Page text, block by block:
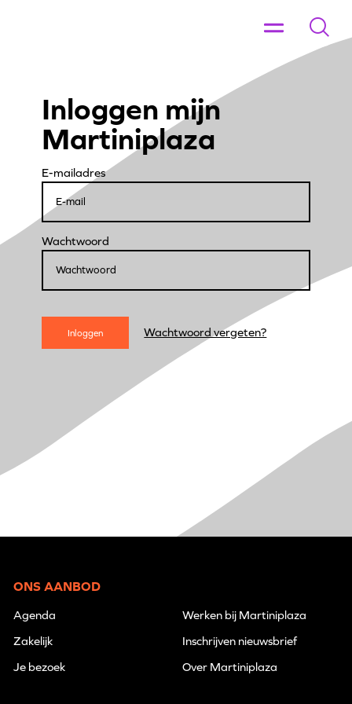
Inloggen mijn
Martiniplaza
E-mailadres
Wachtwoord
Inloggen Wachtwoord vergeten?
ONS AANBOD
Agenda
Zakelijk
Je bezoek
Werken bij Martiniplaza
Inschrijven nieuwsbrief
Over Martiniplaza